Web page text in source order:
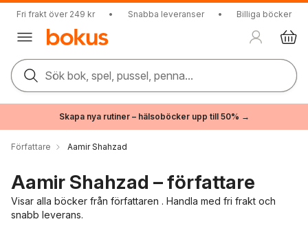
Fri frakt över 249 kr • Snabba leveranser • Billiga böcker
Sök bok, spel, pussel, penna...
Skapa nya rutiner – hälsoböcker upp till 50% →
Författare Aamir Shahzad
Aamir Shahzad – författare
Visar alla böcker från författaren . Handla med fri frakt och
snabb leverans.